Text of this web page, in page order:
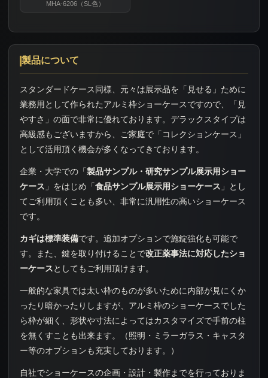
MHA-6206（SL色）
製品について
スタンダードケース同様、元々は展示品を「見せる」ために
業務用として作られたアルミ枠ショーケースですので、「見
やすさ」の面で非常に優れております。デラックスタイプは
高級感もございますから、ご家庭で「コレクションケース」
として活用頂く機会が多くなってきております。
企業・大学での「製品サンプル・研究サンプル展示用ショー
ケース 」をはじめ「食品サンプル展示用ショーケース 」とし
てご利用頂くことも多い、非常に汎用性の高いショーケース
です。
カギは標準装備です。追加オプションで施錠強化も可能で
す。また、鍵を取り付けることで改正薬事法に対応したショ
ーケースとしてもご利用頂けます。
一般的な家具では太い枠のものが多いために内部が見にくか
ったり暗かったりしますが、アルミ枠のショーケースでした
ら枠が細く、形状や寸法によってはカスタマイズで手前の柱
を無くすことも出来ます。（照明・ミラーガラス・キャスタ
ー等のオプションも充実しております。）
自社でショーケースの企画・設計・製作までを行っておりま